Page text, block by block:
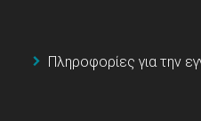
Πληροφορίες για την